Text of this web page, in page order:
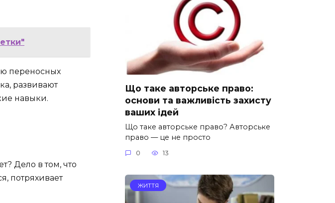
переносных
развивают
навыки.
Дело в том, что
потряхивает
Що таке авторське право:
основи та важливість захисту
ваших ідей
Що таке авторське право? Авторське
право — це не просто
0 13
ЖИТТЯ